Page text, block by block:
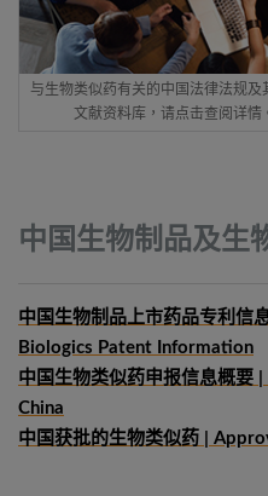
与生物类似药有关的中国法律法规及
文献资料库，请点击查阅详情
中国生物制品及生
中国生物制品上市药品专利信
Biologics Patent Information
中国生物类似药申报信息概要
China
中国获批的生物类似药 |